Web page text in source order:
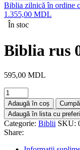
Biblia zilnică în ordine
1.355,00 MDL
În stoc
Biblia rus
595,00 MDL
Adaugă în coș
Adaugă în lista cu
Categorie: Biblii SKU:
Share: